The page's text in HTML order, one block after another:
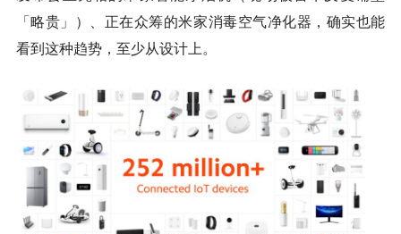
「略贵」）、正在众筹的米家消毒空气净化器，确实也能
看到这种趋势，至少从设计上。